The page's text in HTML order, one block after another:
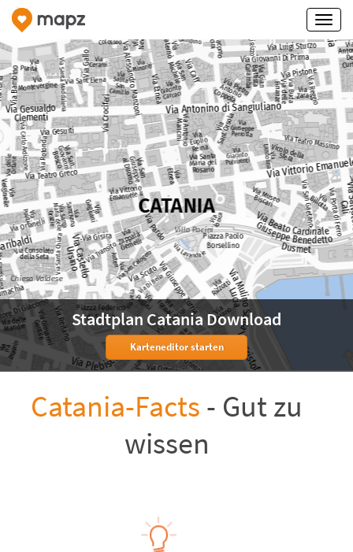
Stadtplan Catania Download
Karteneditor starten
Catania-Facts - Gut zu
wissen